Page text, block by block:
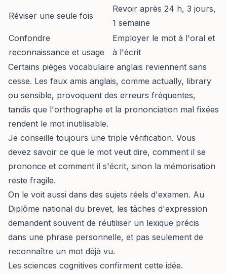
Réviser une seule fois
Revoir après 24 h, 3 jours,
1 semaine
Confondre
reconnaissance et usage
Employer le mot à l'oral et
à l'écrit
Certains pièges vocabulaire anglais reviennent sans
cesse. Les faux amis anglais, comme actually, library
ou sensible, provoquent des erreurs fréquentes,
tandis que l'orthographe et la prononciation mal fixées
rendent le mot inutilisable.
Je conseille toujours une triple vérification. Vous
devez savoir ce que le mot veut dire, comment il se
prononce et comment il s'écrit, sinon la mémorisation
reste fragile.
On le voit aussi dans des sujets réels d'examen. Au
Diplôme national du brevet, les tâches d'expression
demandent souvent de réutiliser un lexique précis
dans une phrase personnelle, et pas seulement de
reconnaître un mot déjà vu.
Les sciences cognitives confirment cette idée.